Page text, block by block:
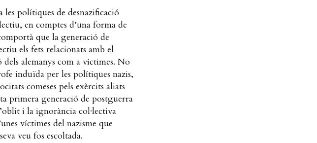
les polítiques de desnazificació
en comptes d’una forma de
que la generació de
els fets relacionats amb el
alemanys com a víctimes. No
induïda per les polítiques nazis,
comeses pels exèrcits aliats
primera generació de postguerra
i la ignorància col·lectiva
víctimes del nazisme que
veu fos escoltada.